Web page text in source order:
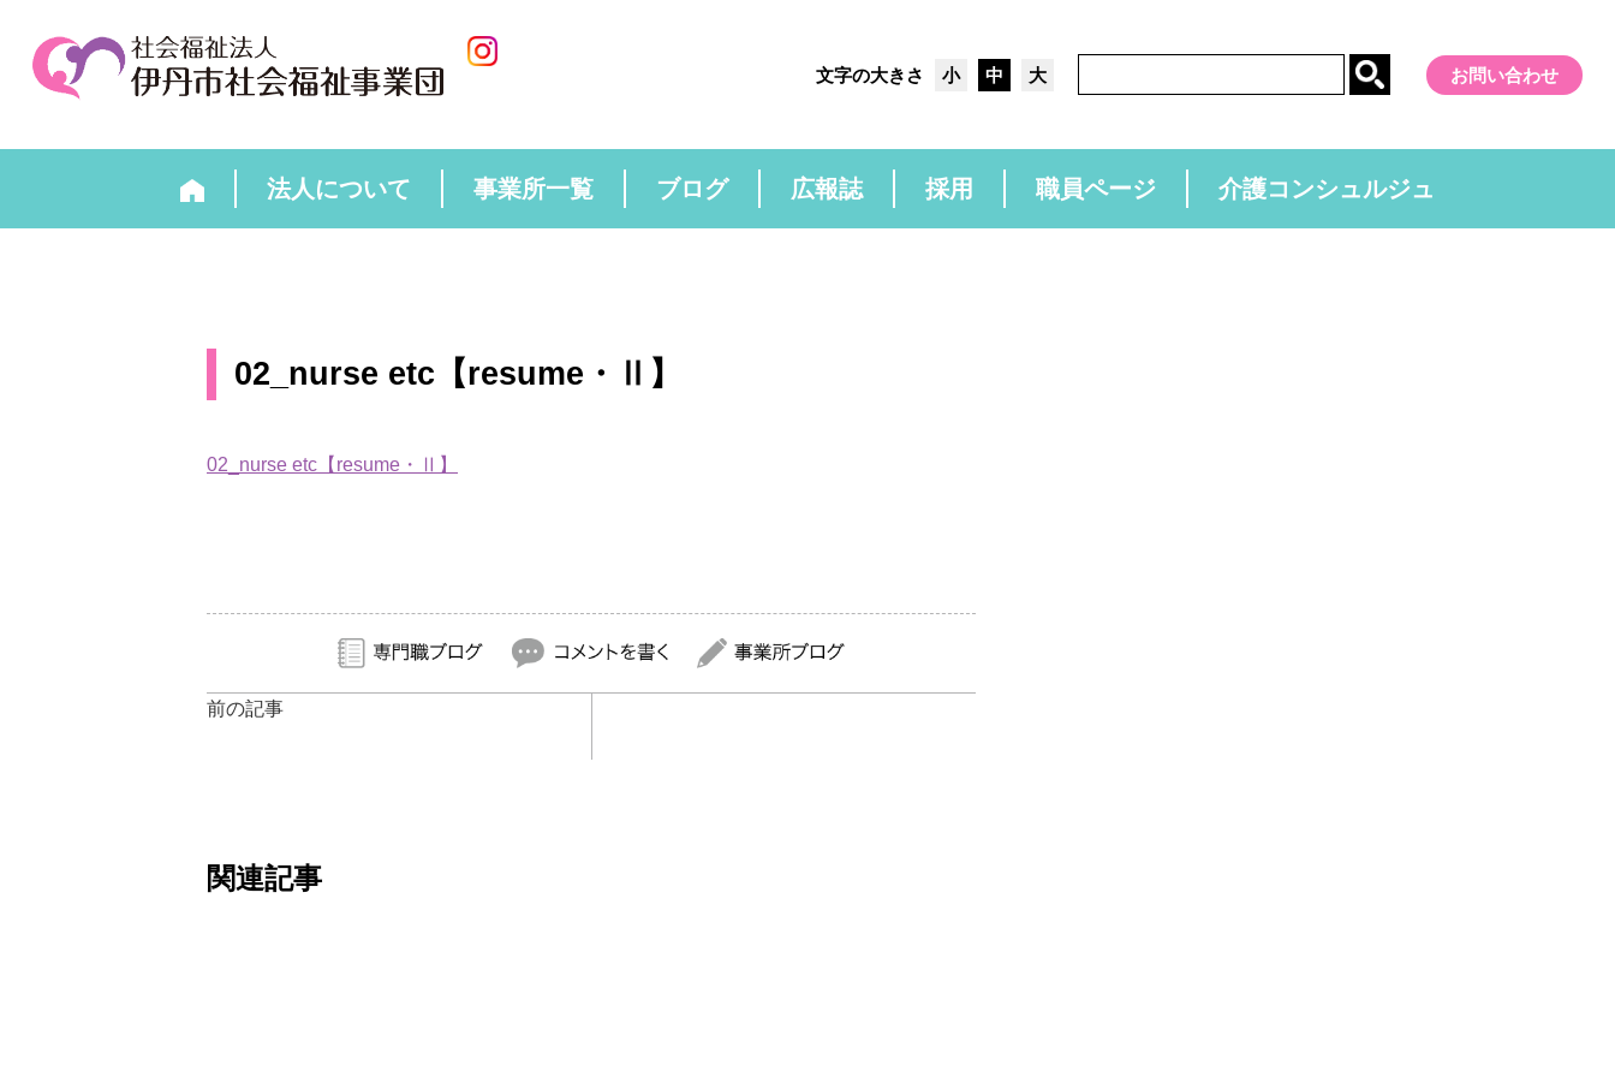
文字の大きさ 小 中 大 お問い合わせ
法人について 事業所一覧 ブログ 広報誌 採用 職員ページ 介護コンシュルジュ
02_nurse etc【resume・Ⅱ】
02_nurse etc【resume・Ⅱ】
前の記事
関連記事